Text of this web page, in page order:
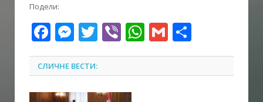
Подели:
Facebook
Messenger
Twitter
ViberWhatsApp
Gmail
СЛИЧНЕ ВЕСТИ: